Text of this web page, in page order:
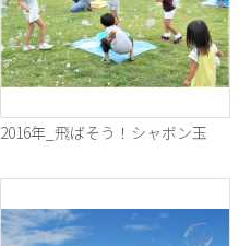
2016年_飛ばそう！シャボン玉